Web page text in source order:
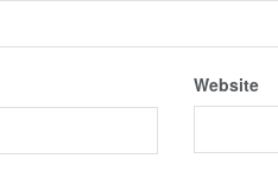
Website